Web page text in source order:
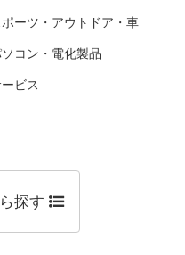
ポーツ・アウトドア・車
コン・電化製品
ビス
探す